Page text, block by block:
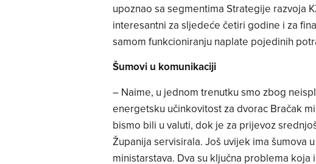
upoznao sa segmentima Strategije razvoja
interesantni za sljedeće četiri godine i za
samom funkcioniranju naplate pojedinih
Šumovi u komunikaciji
– Naime, u jednom trenutku smo zbog
energetsku učinkovitost za dvorac Bračak
bismo bili u valuti, dok je za prijevoz
Županija servisirala. Još uvijek ima šumova
ministarstava. Dva su ključna problema